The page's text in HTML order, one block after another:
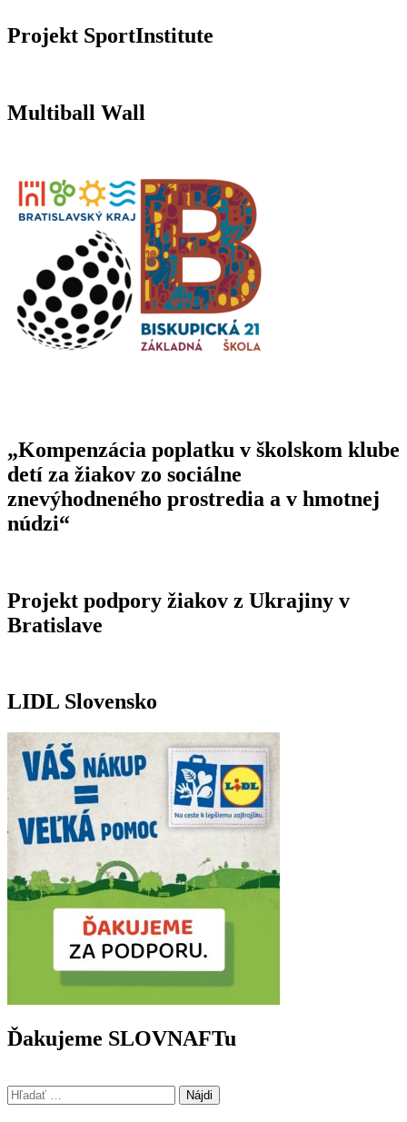
Projekt SportInstitute
Multiball Wall
„Kompenzácia poplatku v školskom klube
detí za žiakov zo sociálne
znevýhodneného prostredia a v hmotnej
núdzi“
Projekt podpory žiakov z Ukrajiny v
Bratislave
LIDL Slovensko
Ďakujeme SLOVNAFTu
Hľadať: